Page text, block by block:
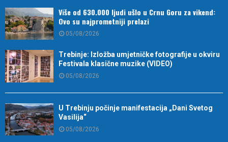
Više od 630.000 ljudi ušlo u Crnu Goru za vikend:
Ovo su najprometniji prelazi
05/08/2026
Trebinje: Izložba umjetničke fotografije u okviru
Festivala klasične muzike (VIDEO)
05/08/2026
U Trebinju počinje manifestacija „Dani Svetog
Vasilija“
05/08/2026